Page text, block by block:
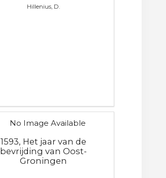
Hillenius, D.
1593, Het jaar van de
bevrijding van Oost-
Groningen